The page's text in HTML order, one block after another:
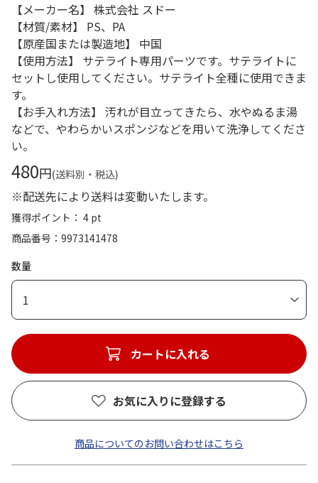
【メーカー名】 株式会社 スドー
【材質/素材】 PS、PA
【原産国または製造地】 中国
【使用方法】 サテライト専用パーツです。サテライトに
セットし使用してください。サテライト全種に使用できま
す。
【お手入れ方法】 汚れが目立ってきたら、水やぬるま湯
などで、やわらかいスポンジなどを用いて洗浄してくださ
い。
480円(送料別・税込)
※配送先により送料は変動いたします。
獲得ポイント： 4 pt
商品番号
9973141478
数量
1
カートに入れる
お気に入りに登録する
商品についてのお問い合わせはこちら